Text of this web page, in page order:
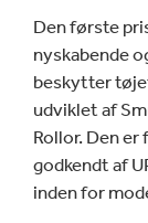
Den første
nyskabende
beskytter
udviklet af
Rollor. Den
godkendt af
inden for